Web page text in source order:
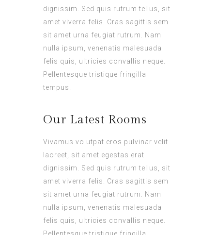
dignissim. Sed quis rutrum tellus, sit
amet viverra felis. Cras sagittis sem
sit amet urna feugiat rutrum. Nam
nulla ipsum, venenatis malesuada
felis quis, ultricies convallis neque.
Pellentesque tristique fringilla
tempus.
Our Latest Rooms
Vivamus volutpat eros pulvinar velit
laoreet, sit amet egestas erat
dignissim. Sed quis rutrum tellus, sit
amet viverra felis. Cras sagittis sem
sit amet urna feugiat rutrum. Nam
nulla ipsum, venenatis malesuada
felis quis, ultricies convallis neque.